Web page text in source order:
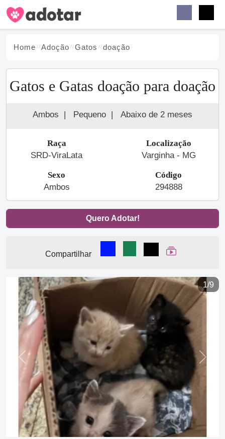
Home Adoção Gatos doação
Gatos e Gatas doação para doação
Ambos | Pequeno | Abaixo de 2 meses
Raça
SRD-ViraLata
Localização
Varginha - MG
Sexo
Ambos
Código
294888
Quero Adotar!
Compartilhar
Compartilhar no Facebook
Compartilhar no
Compartilhar
Ver Web Story
1/9
Previous Next